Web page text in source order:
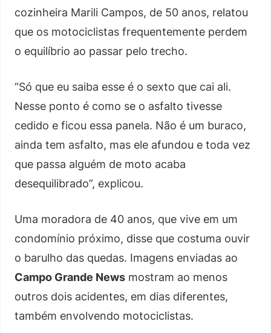
cozinheira Marili Campos, de 50 anos, relatou
que os motociclistas frequentemente perdem
o equilíbrio ao passar pelo trecho.
“Só que eu saiba esse é o sexto que cai ali.
Nesse ponto é como se o asfalto tivesse
cedido e ficou essa panela. Não é um buraco,
ainda tem asfalto, mas ele afundou e toda vez
que passa alguém de moto acaba
desequilibrado”, explicou.
Uma moradora de 40 anos, que vive em um
condomínio próximo, disse que costuma ouvir
o barulho das quedas. Imagens enviadas ao
Campo Grande News mostram ao menos
outros dois acidentes, em dias diferentes,
também envolvendo motociclistas.